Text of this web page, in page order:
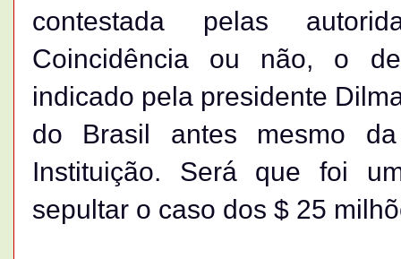
contestada pelas
Coincidência ou não, o
indicado pela presidente
do Brasil antes mesmo
Instituição. Será que foi
sepultar o caso dos $ 25